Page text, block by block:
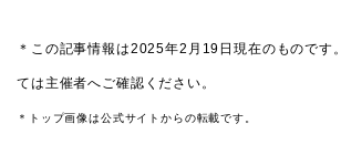
＊この記事情報は2025年2月19日現在のものです。
ては主催者へご確認ください。
＊トップ画像は公式サイトからの転載です。